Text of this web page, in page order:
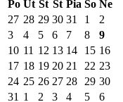
Po Ut St Št Pia So Ne
27 28 29 30 31 1
2
3
4 5 6 7 8
9
10 11 12 13 14 15 16
17 18 19 20 21 22 23
24 25 26 27 28 29 30
31 1 2 3 4 5 6